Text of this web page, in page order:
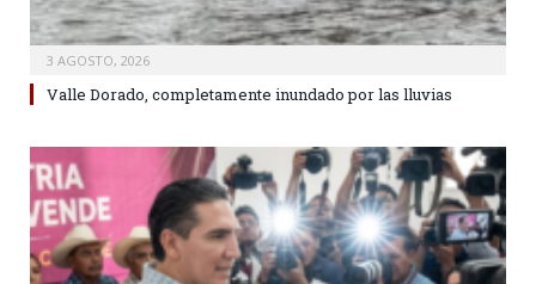
3 AGOSTO, 2026
Valle Dorado, completamente inundado por las lluvias